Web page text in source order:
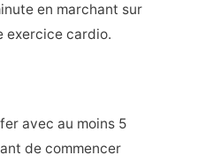
en marchant sur
exercice cardio.
avec au moins 5
de commencer